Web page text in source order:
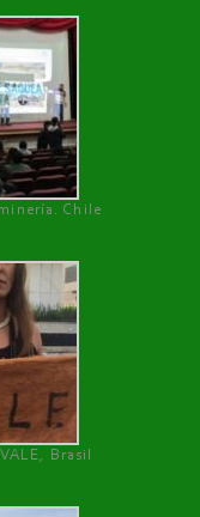
Chile
Brasil